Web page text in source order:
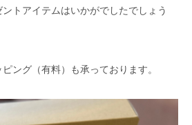
トアイテムはいかがでしたでしょう
ング（有料）も承っております。